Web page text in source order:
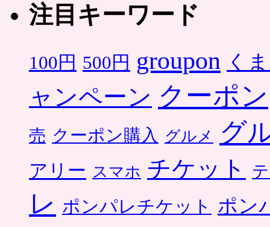
注目キーワード
100円 500円 groupon く
ャンペーン クーポン
売 クーポン購入 グルメ グ
アリー スマホ チケット
レ ポンパレチケット ポン